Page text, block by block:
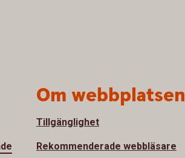
Om webbplatsen
Tillgänglighet
Rekommenderade webbläsare